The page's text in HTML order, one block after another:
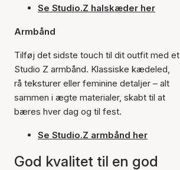
Se Studio.Z halskæder her
Armbånd
Tilføj det sidste touch til dit outfit med et
Studio Z armbånd. Klassiske kædeled,
rå teksturer eller feminine detaljer – alt
sammen i ægte materialer, skabt til at
bæres hver dag og til fest.
Se Studio.Z armbånd her
God kvalitet til en god